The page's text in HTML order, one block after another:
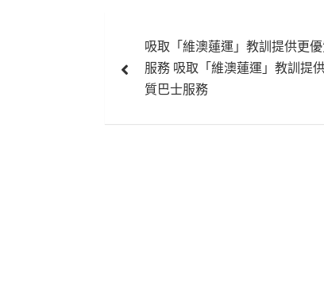
章
覽
吸取「維澳蓮運」教訓提供更
服務 吸取「維澳蓮運」教訓提
質巴士服務